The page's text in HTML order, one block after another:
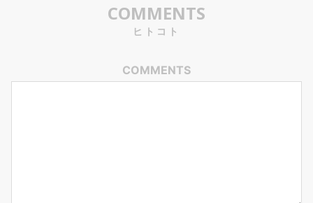
COMMENTS
ヒトコト
COMMENTS